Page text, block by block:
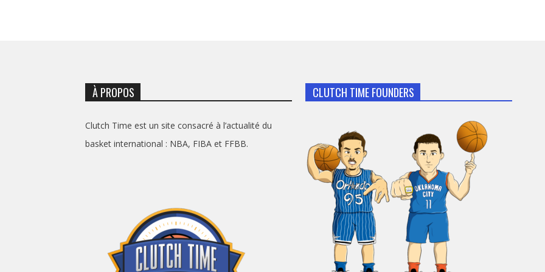
À PROPOS
Clutch Time est un site consacré à l’actualité du
basket international : NBA, FIBA et FFBB.
CLUTCH TIME FOUNDERS